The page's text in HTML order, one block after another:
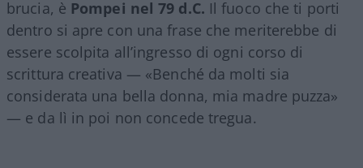
brucia, è Pompei nel 79 d.C. Il fuoco che ti porti
dentro si apre con una frase che meriterebbe di
essere scolpita all’ingresso di ogni corso di
scrittura creativa — «Benché da molti sia
considerata una bella donna, mia madre puzza»
— e da lì in poi non concede tregua.